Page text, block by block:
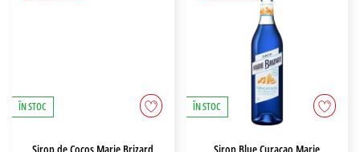
ÎN STOC ÎN STOC